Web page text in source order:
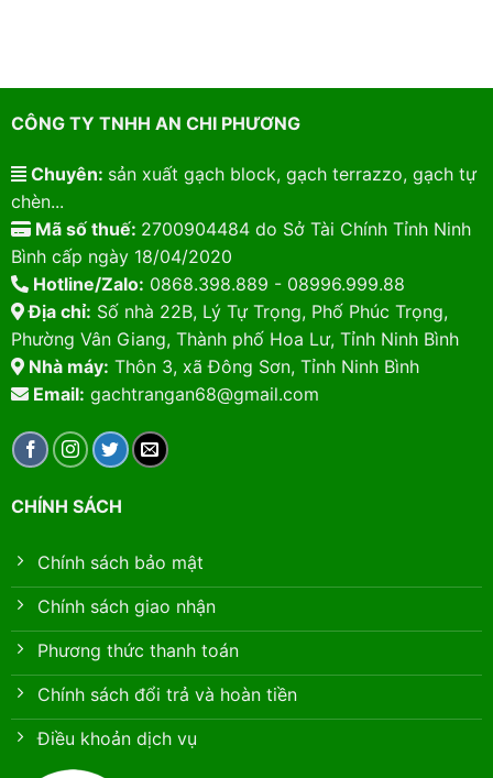
CÔNG TY TNHH AN CHI PHƯƠNG
Chuyên: sản xuất gạch block, gạch terrazzo, gạch tự
chèn...
Mã số thuế: 2700904484 do Sở Tài Chính Tỉnh Ninh
Bình cấp ngày 18/04/2020
Hotline/Zalo: 0868.398.889 - 08996.999.88
Địa chỉ: Số nhà 22B, Lý Tự Trọng, Phố Phúc Trọng,
Phường Vân Giang, Thành phố Hoa Lư, Tỉnh Ninh Bình
Nhà máy: Thôn 3, xã Đông Sơn, Tỉnh Ninh Bình
Email: gachtrangan68@gmail.com
CHÍNH SÁCH
Chính sách bảo mật
Chính sách giao nhận
Phương thức thanh toán
Chính sách đổi trả và hoàn tiền
Điều khoản dịch vụ